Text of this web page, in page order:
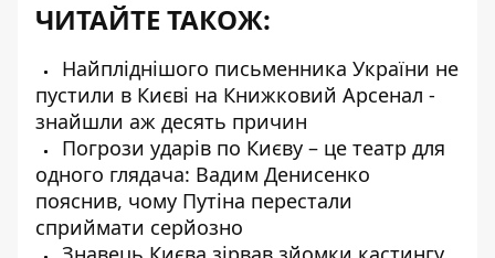
ЧИТАЙТЕ ТАКОЖ:
Найпліднішого письменника України не
пустили в Києві на Книжковий Арсенал -
знайшли аж десять причин
Погрози ударів по Києву – це театр для
одного глядача: Вадим Денисенко
пояснив, чому Путіна перестали
сприймати серйозно